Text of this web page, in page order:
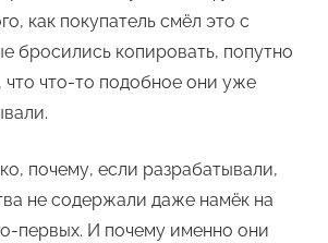
как покупатель смёл это с
бросились копировать, попутно
что-то подобное они уже
почему, если разрабатывали,
не содержали даже намёк на
первых. И почему именно они